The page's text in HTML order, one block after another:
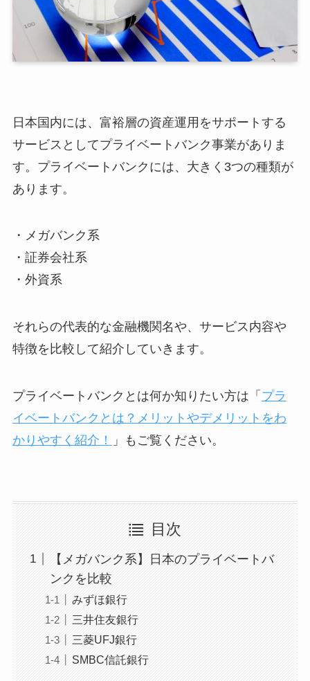
日本国内には、富裕層の資産運用をサポートする
サービスとしてプライベートバンク事業がありま
す。プライベートバンクには、大きく3つの種類が
あります。
・メガバンク系
・証券会社系
・外資系
それらの代表的な金融機関名や、サービス内容や
特徴を比較して紹介していきます。
プライベートバンクとは何か知りたい方は「 プラ
イベートバンクとは？メリットやデメリットをわ
かりやすく紹介！
」もご覧ください。
目次
【メガバンク系】日本のプライベートバ
ンクを比較
みずほ銀行
三井住友銀行
三菱UFJ銀行
SMBC信託銀行